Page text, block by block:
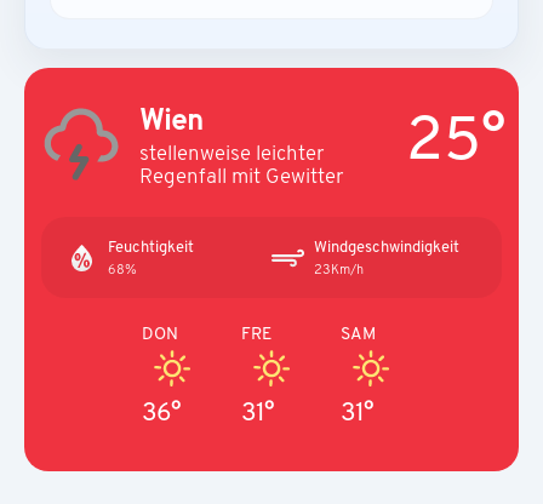
Wien
stellenweise leichter
Regenfall mit Gewitter
25°
Feuchtigkeit
68%
Windgeschwindigkeit
23Km/h
DON
36°
FRE
31°
SAM
31°